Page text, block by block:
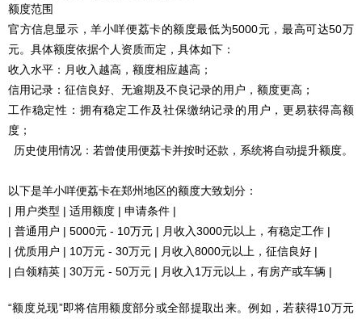
额度范围
官方信息显示，羊小咩便荔卡的额度最低为5000元，最高可达50万
元。具体额度依据个人资质而定，具体如下：
收入水平：月收入越高，额度相应越高；
信用记录：征信良好、无逾期及不良记录的用户，额度更高；
工作稳定性：拥有稳定工作及社保缴纳记录的用户，更易获得高额
度；
历史使用情况：若曾使用便荔卡并按时还款，系统将自动提升额度。
以下是羊小咩便荔卡在郑州地区的额度大致划分：
| 用户类型 | 适用额度 | 申请条件 |
| 普通用户 | 5000元 - 10万元 | 月收入3000元以上，有稳定工作 |
| 优质用户 | 10万元 - 30万元 | 月收入8000元以上，征信良好 |
| 白领精英 | 30万元 - 50万元 | 月收入1万元以上，有房产或车辆 |
“额度兑现”即将信用额度部分或全部提取出来。例如，若获得10万元